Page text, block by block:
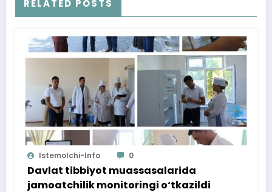
RELATED POSTS
Istemolchi-Info 0
Davlat tibbiyot muassasalarida
jamoatchilik monitoringi o‘tkazildi